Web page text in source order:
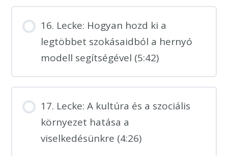
16. Lecke: Hogyan hozd ki a
legtöbbet szokásaidból a hernyó
modell segítségével (5:42)
17. Lecke: A kultúra és a szociális
környezet hatása a
viselkedésünkre (4:26)